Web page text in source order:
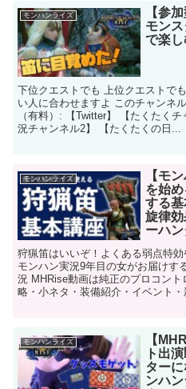
モンハンライズ
【参
モン
で楽し
下位クエストでも 上位クエストで
い人に合わせますよ このチャンネ
（有料）: 【Twitter】 【たくたく
況チャンネル2】 【たくたくの日...
モンハンライズ
【モ
を始
する基
旋律
ーハン
狩猟笛はいいぞ！よくある弱点特
モンハン実況9年目の女がお届けす
況 MHRise動画は純正のプロコン
略・小ネタ・装備紹介・イベント
モンハンライズ
【
ト出
ター
ンハ